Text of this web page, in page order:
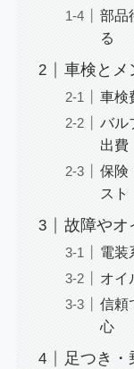
部品
る
車検とメ
車検
バル
出費
保険
スト
故障やオ
電装
オイ
信頼
心
足つき・